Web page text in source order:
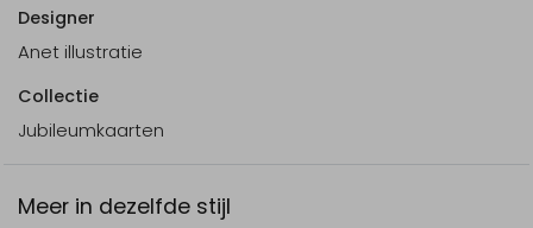
Designer
Anet illustratie
Collectie
Jubileumkaarten
Meer in dezelfde stijl